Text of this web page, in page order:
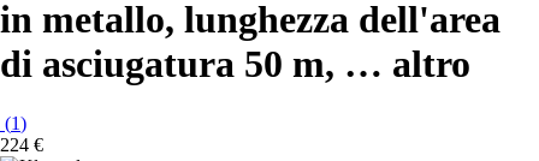
in metallo, lunghezza dell'area
di asciugatura 50 m, … altro
(1)
224 €